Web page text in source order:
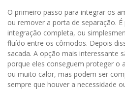
O primeiro passo para integrar os
ou remover a porta de separação.
integração completa, ou
fluído entre os cômodos. Depois
sacada. A opção mais interessante
porque eles conseguem proteger o
ou muito calor, mas podem ser
sempre que houver a necessidade